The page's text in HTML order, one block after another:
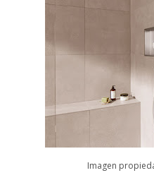
Imagen